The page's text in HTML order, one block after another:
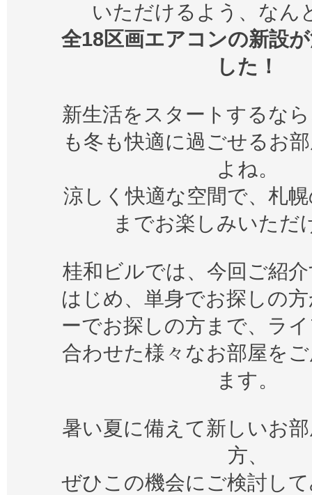
いただけるよう、なん
全18区画エアコンの新設
した！
新生活をスタートするな
も冬も快適に過ごせるお
よね。
涼しく快適な空間で、札
までお楽しみいただ
桂和ビルでは、今回ご紹
はじめ、単身でお探しの
ーでお探しの方まで、ラ
合わせた様々なお部屋を
ます。
暑い夏に備えて新しいお
方、
ぜひこの機会にご検討し